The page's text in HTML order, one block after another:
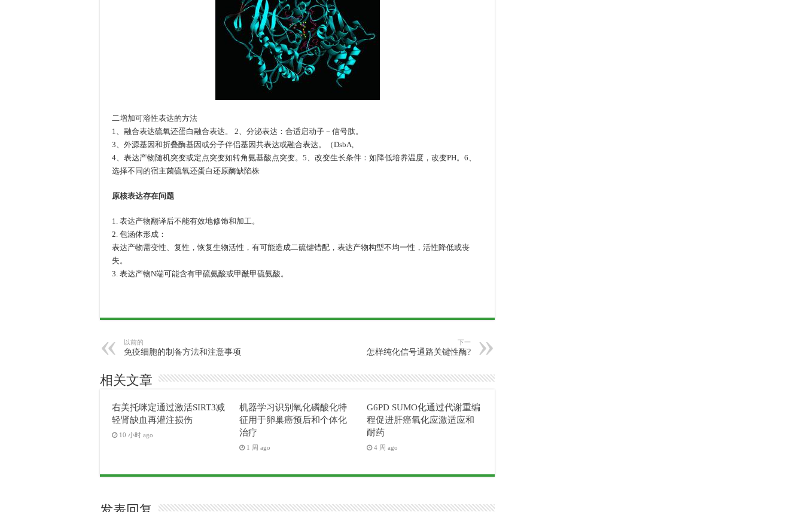
二
二增加可溶性表达的方法
1、融合表达
硫 氧 还 蛋 白 融 表 达
硫 氧 还蛋 白 融 合 表达 。 2、分泌表达：合适启动子－信号肽。
3、外源基因和折叠酶基因或分子伴侣基因共表达或融合表达。（DsbA,
4、表达产物随机突变或定点突变 如 转 角 氨 基 酸 点 突 变
如转 角 氨 基酸 点突变。5、改变生长条件：如降低培养温度，改变PH。6、
选择不同的宿主菌 硫 氧 还 蛋 白 还 原 酶 缺 陷 株
硫 氧 还蛋 白 还原酶缺 陷 株
原核表达存在问题
1. 表达产物翻译后不能有效地修饰和加工。
2. 包涵体形成：
表达产物需变性、复性，恢复生物活性，有可能造成二硫键错配，表达产物构型不均一性，活性降低或丧
失。
3. 表达产物N端可能含有甲硫氨酸或甲酰甲硫氨酸。
以前的
免疫细胞的制备方法和注意事项
下一
怎样纯化信号通路关键性酶?
相关文章
右美托咪定通过激活SIRT3减
轻肾缺血再灌注损伤
10 小时 ago
机器学习识别氧化磷酸化特
征用于卵巢癌预后和个体化
治疗
1 周 ago
G6PD SUMO化通过代谢重编
程促进肝癌氧化应激适应和
耐药
4 周 ago